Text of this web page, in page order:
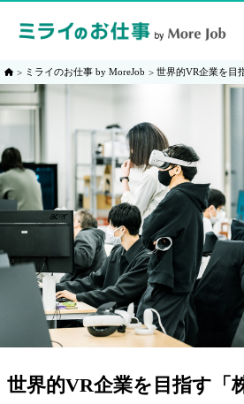
ミライのお仕事 by MoreJob 世界的VR企業を目
世界的VR企業を目指す「